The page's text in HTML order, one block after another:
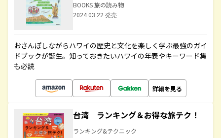
BOOKS 旅の読み物
2024.03.22 発売
おさんぽしながらハワイの歴史と文化を楽しく学ぶ最強のガイ
ドブックが誕生。知っておきたいハワイの年表やキーワード集
も必読
詳細を見る
台湾 ランキング＆お得な旅テク！
ランキング&テクニック